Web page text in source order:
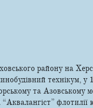
району на
технікум, у
та Азовському
флотилії